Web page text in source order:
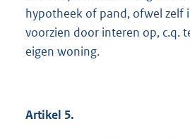
hypotheek of pand, ofwel zelf
voorzien door interen op, c.q.
eigen woning.
Artikel 5.